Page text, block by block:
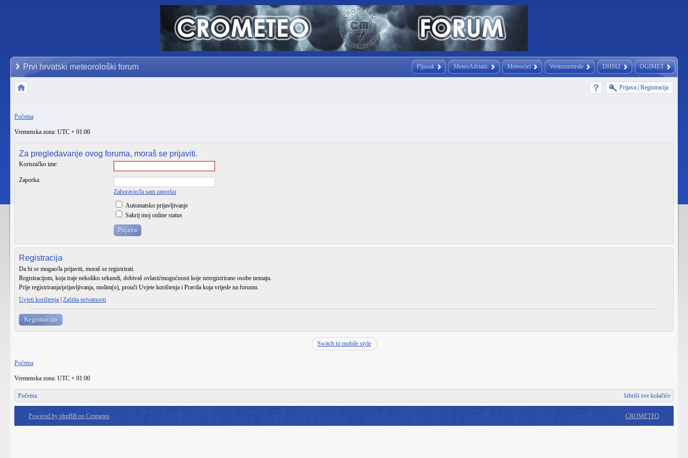
Pljusak MeteoAdriatic Meteociel Wetterzentrale DHMZ OGIMET
Prvi hrvatski meteorološki forum
Prijava Registracija
Početna
Vremenska zona: UTC + 01:00
Za pregledavanje ovog foruma, moraš se prijaviti.
Korisničko ime:
Zaporka:
Zaboravio/la sam zaporku
Automatsko prijavljivanje
Sakrij moj online status
Registracija
Da bi se mogao/la prijaviti, moraš se registrirati.
Registracijom, koja traje nekoliko sekundi, dobivaš ovlasti/mogućnosti koje neregistrirane osobe nemaju.
Prije registriranja/prijavljivanja, molim(o), prouči Uvjete korištenja i Pravila koja vrijede na forumu.
Uvjeti korištenja Zaštita privatnosti
Registracija
Switch to mobile style
Početna
Vremenska zona: UTC + 01:00
Početna Izbriši sve kolačiće
Powered by phpBB on Crometeo CROMETEO